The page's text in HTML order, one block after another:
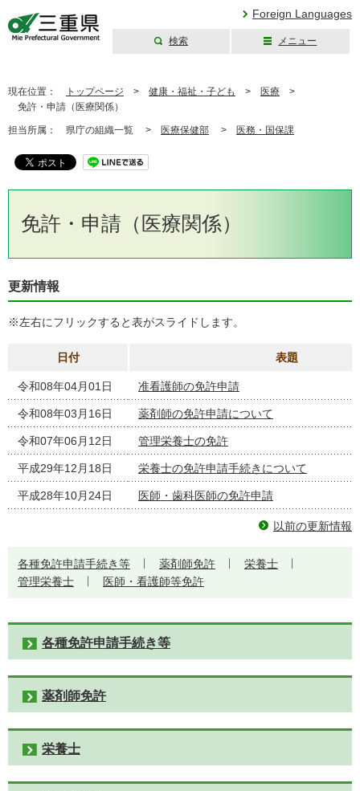
Foreign Languages
検索 メニュー
現在位置： トップページ > 健康・福祉・子ども > 医療 >
免許・申請（医療関係）
担当所属： 県庁の組織一覧 > 医療保健部 > 医務・国保課
免許・申請（医療関係）
更新情報
※左右にフリックすると表がスライドします。
日付 表題
令和08年04月01日 准看護師の免許申請
令和08年03月16日 薬剤師の免許申請について
令和07年06月12日 管理栄養士の免許
平成29年12月18日 栄養士の免許申請手続きについて
平成28年10月24日 医師・歯科医師の免許申請
以前の更新情報
各種免許申請手続き等 薬剤師免許
栄養士
管理栄養士
医師・看護師等免許
各種免許申請手続き等
薬剤師免許
栄養士